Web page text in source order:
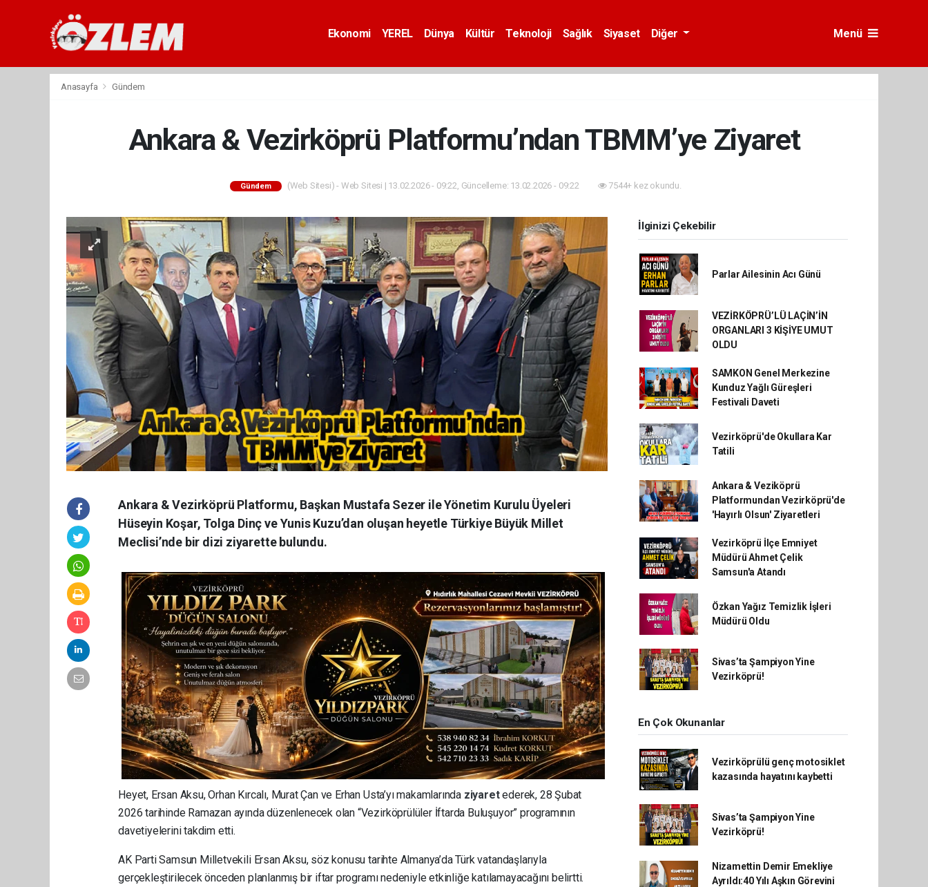
Ekonomi YEREL Dünya Kültür Teknoloji Sağlık Siyaset Diğer Menü
Anasayfa Gündem
Ankara & Vezirköprü Platformu’ndan TBMM’ye Ziyaret
Gündem (Web Sitesi) - Web Sitesi | 13.02.2026 - 09:22, Güncelleme: 13.02.2026 - 09:22 7544+ kez okundu.
Ankara & Vezirköprü Platformu, Başkan Mustafa Sezer ile Yönetim Kurulu Üyeleri
Hüseyin Koşar, Tolga Dinç ve Yunis Kuzu’dan oluşan heyetle Türkiye Büyük Millet
Meclisi’nde bir dizi ziyarette bulundu.
Heyet, Ersan Aksu, Orhan Kırcalı, Murat Çan ve Erhan Usta’yı makamlarında ziyaretederek, 28 Şubat
2026 tarihinde Ramazan ayında düzenlenecek olan “Vezirköprülüler İftarda Buluşuyor” programının
davetiyelerini takdim etti.
AK Parti Samsun Milletvekili Ersan Aksu, söz konusu tarihte Almanya’da Türk vatandaşlarıyla
gerçekleştirilecek önceden planlanmış bir iftar programı nedeniyle etkinliğe katılamayacağını belirtti.
İlginizi Çekebilir
Parlar Ailesinin Acı Günü
VEZİRKÖPRÜ’LÜ LAÇİN’İN
ORGANLARI 3 KİŞİYE UMUT
OLDU
SAMKON Genel Merkezine
Kunduz Yağlı Güreşleri
Festivali Daveti
Vezirköprü'de Okullara Kar
Tatili
Ankara & Veziköprü
Platformundan Vezirköprü'de
'Hayırlı Olsun' Ziyaretleri
Vezirköprü İlçe Emniyet
Müdürü Ahmet Çelik
Samsun'a Atandı
Özkan Yağız Temizlik İşleri
Müdürü Oldu
Sivas’ta Şampiyon Yine
Vezirköprü!
En Çok Okunanlar
Vezirköprülü genç motosiklet
kazasında hayatını kaybetti
Sivas’ta Şampiyon Yine
Vezirköprü!
Nizamettin Demir Emekliye
Ayrıldı:40 Yılı Aşkın Görevini